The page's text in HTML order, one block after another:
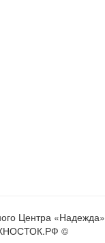
Центра «Надежда»
©